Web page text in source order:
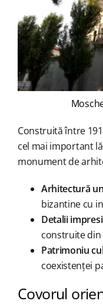
Construită între
cel mai important
monument de
Arhitectură
bizantine cu
Detalii
construite
Patrimoniu
coexistenței
Covorul